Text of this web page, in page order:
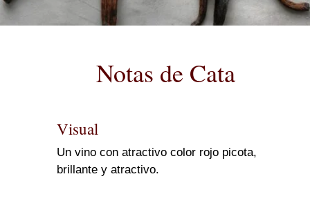
Notas de Cata
Visual
Un vino con atractivo color rojo picota,
brillante y atractivo.